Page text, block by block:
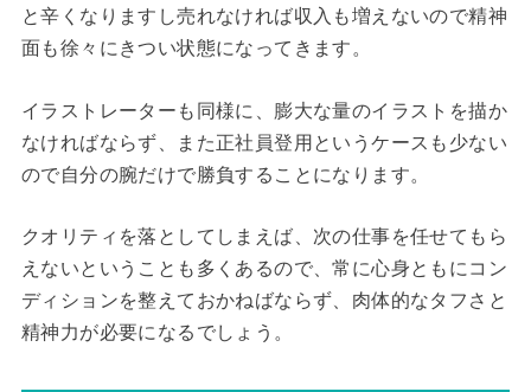
と辛くなりますし売れなければ収入も増えないので精神
面も徐々にきつい状態になってきます。
イラストレーターも同様に、膨大な量のイラストを描か
なければならず、また正社員登用というケースも少ない
ので自分の腕だけで勝負することになります。
クオリティを落としてしまえば、次の仕事を任せてもら
えないということも多くあるので、常に心身ともにコン
ディションを整えておかねばならず、肉体的なタフさと
精神力が必要になるでしょう。